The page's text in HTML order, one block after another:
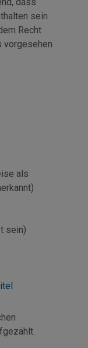
sein
Recht
vorgesehen
als
sein)